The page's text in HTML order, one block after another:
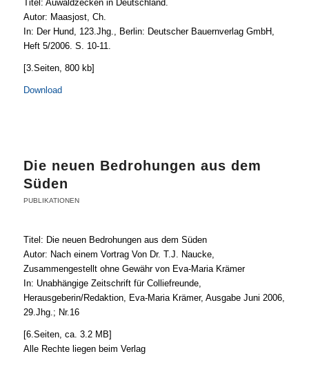
Titel: Auwaldzecken in Deutschland.
Autor: Maasjost, Ch.
In: Der Hund, 123.Jhg., Berlin: Deutscher Bauernverlag GmbH,
Heft 5/2006. S. 10-11.
[3.Seiten, 800 kb]
Download
Die neuen Bedrohungen aus dem
Süden
PUBLIKATIONEN
Titel: Die neuen Bedrohungen aus dem Süden
Autor: Nach einem Vortrag Von Dr. T.J. Naucke,
Zusammengestellt ohne Gewähr von Eva-Maria Krämer
In: Unabhängige Zeitschrift für Colliefreunde,
Herausgeberin/Redaktion, Eva-Maria Krämer, Ausgabe Juni 2006,
29.Jhg.; Nr.16
[6.Seiten, ca. 3.2 MB]
Alle Rechte liegen beim Verlag